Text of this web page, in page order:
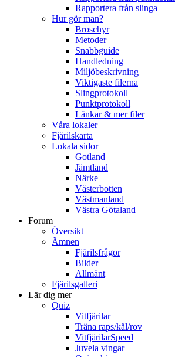
Rapportera från slinga
Hur gör man?
Broschyr
Metoder
Snabbguide
Handledning
Miljöbeskrivning
Viktigaste filerna
Slingprotokoll
Punktprotokoll
Länkar & mer filer
Våra lokaler
Fjärilskarta
Lokala sidor
Gotland
Jämtland
Närke
Västerbotten
Västmanland
Västra Götaland
Forum
Översikt
Ämnen
Fjärilsfrågor
Bilder
Allmänt
Fjärilsgalleri
Lär dig mer
Quiz
Vitfjärilar
Träna raps/kål/rov
VitfjärilarSpeed
Juvela vingar